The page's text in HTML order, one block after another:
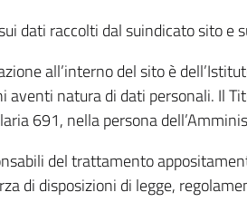
dati raccolti dal suindicato sito e
all’interno del sito è
aventi natura di dati personali. Il
691, nella persona
del trattamento
di disposizioni di legge,